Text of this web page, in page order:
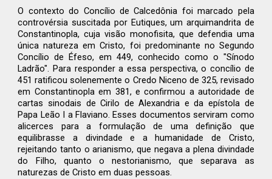
O contexto do Concílio de Calcedônia foi marcado pela
controvérsia suscitada por Eutiques, um arquimandrita de
Constantinopla, cuja visão monofisita, que defendia uma
única natureza em Cristo, foi predominante no Segundo
Concílio de Éfeso, em 449, conhecido como o "Sínodo
Ladrão". Para responder a essa perspectiva, o concílio de
451 ratificou solenemente o Credo Niceno de 325, revisado
em Constantinopla em 381, e confirmou a autoridade de
cartas sinodais de Cirilo de Alexandria e da epístola de
Papa Leão I a Flaviano. Esses documentos serviram como
alicerces para a formulação de uma definição que
equilibrasse a divindade e a humanidade de Cristo,
rejeitando tanto o arianismo, que negava a plena divindade
do Filho, quanto o nestorianismo, que separava as
naturezas de Cristo em duas pessoas.